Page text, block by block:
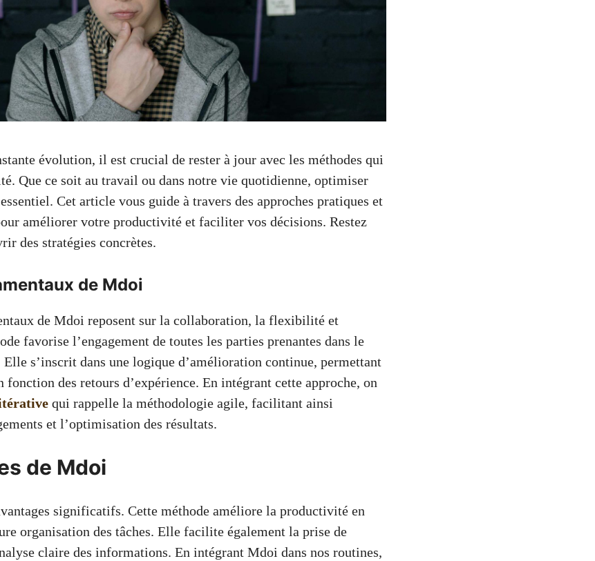
évolution, il est crucial de rester à jour avec les méthodes qui
Que ce soit au travail ou dans notre vie quotidienne, optimiser
Cet article vous guide à travers des approches pratiques et
améliorer votre productivité et faciliter vos décisions. Restez
des stratégies concrètes.
de Mdoi
de Mdoi reposent sur la collaboration, la flexibilité et
favorise l’engagement de toutes les parties prenantes dans le
Elle s’inscrit dans une logique d’amélioration continue, permettant
fonction des retours d’expérience. En intégrant cette approche, on
qui rappelle la méthodologie agile, facilitant ainsi
et l’optimisation des résultats.
de Mdoi
significatifs. Cette méthode améliore la productivité en
organisation des tâches. Elle facilite également la prise de
claire des informations. En intégrant Mdoi dans nos routines,